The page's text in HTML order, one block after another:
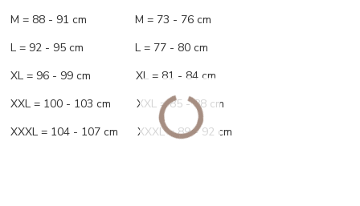
M = 88 - 91 cm M = 73 - 76 cm
L = 92 - 95 cm L = 77 - 80 cm
XL = 96 - 99 cm XL = 81 - 84 cm
XXL = 100 - 103 cm XXL = 85 - 88 cm
XXXL = 104 - 107 cm XXXL = 89 - 92 cm